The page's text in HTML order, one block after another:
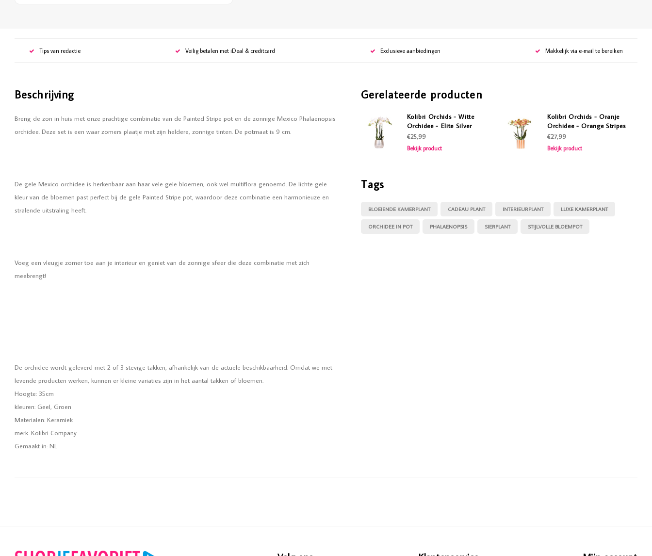
Tips van redactie Veilig betalen met iDeal & creditcard Exclusieve aanbiedingen Makkelijk via e-mail te bereiken
Beschrijving
Breng de zon in huis met onze prachtige combinatie van de Painted Stripe pot en de zonnige Mexico Phalaenopsis
orchidee. Deze set is een waar zomers plaatje met zijn heldere, zonnige tinten. De potmaat is 9 cm.
De gele Mexico orchidee is herkenbaar aan haar vele gele bloemen, ook wel multiflora genoemd. De lichte gele
kleur van de bloemen past perfect bij de gele Painted Stripe pot, waardoor deze combinatie een harmonieuze en
stralende uitstraling heeft.
Voeg een vleugje zomer toe aan je interieur en geniet van de zonnige sfeer die deze combinatie met zich
meebrengt!
De orchidee wordt geleverd met 2 of 3 stevige takken, afhankelijk van de actuele beschikbaarheid. Omdat we met
levende producten werken, kunnen er kleine variaties zijn in het aantal takken of bloemen.
Hoogte: 35cm
kleuren: Geel, Groen
Materialen: Keramiek
merk: Kolibri Company
Gemaakt in: NL
Gerelateerde producten
Kolibri Orchids - Witte
Orchidee - Elite Silver
€25,99
Bekijk product
Kolibri Orchids - Oranje
Orchidee - Orange Stripes
€27,99
Bekijk product
Tags
BLOEIENDE KAMERPLANT CADEAU PLANT INTERIEURPLANT LUXE KAMERPLANT
ORCHIDEE IN POT PHALAENOPSIS SIERPLANT STIJLVOLLE BLOEMPOT